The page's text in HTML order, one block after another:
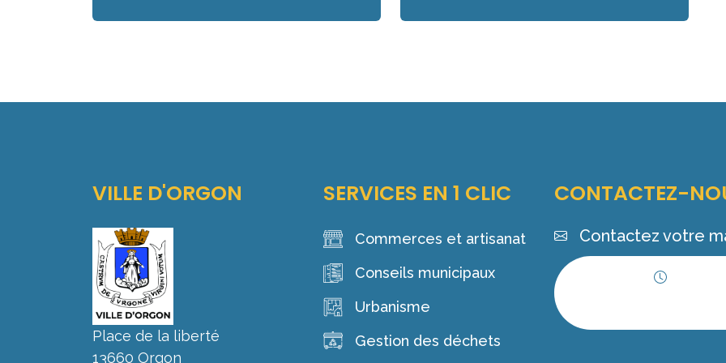
VILLE D'ORGON
Place de la liberté
13660 Orgon
SERVICES EN 1 CLIC
Commerces et artisanat
Conseils municipaux
Urbanisme
Gestion des déchets
CONTACTEZ-
Contactez votre